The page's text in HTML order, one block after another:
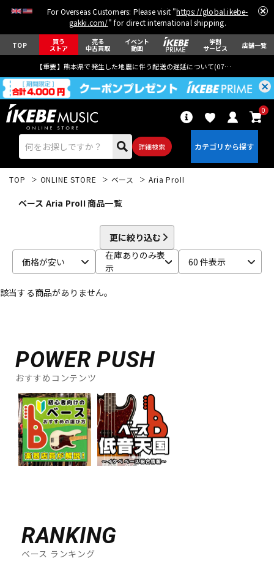
For Overseas Customers: Please visit "https://global.ikebe-
gakki.com/" for direct international shipping.
TOP 買う
ストア
売る
中古買取
イベント
動画
学割
サービス 店舗一覧
【重要】熊本県で発生した地震に伴う配送の遅延について(07月29日
詳細検索
0
エレキギター アコギ/エレアコ
ベース
キーボード
管楽器
アンプ
DTM オンライン納品
TOP ONLINE STORE ベース Aria ProII
ベース Aria ProII 商品一覧
更に絞り込む
価格が安い
在庫ありのみ表
示
60 件表示
該当する商品がありません。
POWER PUSH
おすすめコンテンツ
RANKING
ベース ランキング